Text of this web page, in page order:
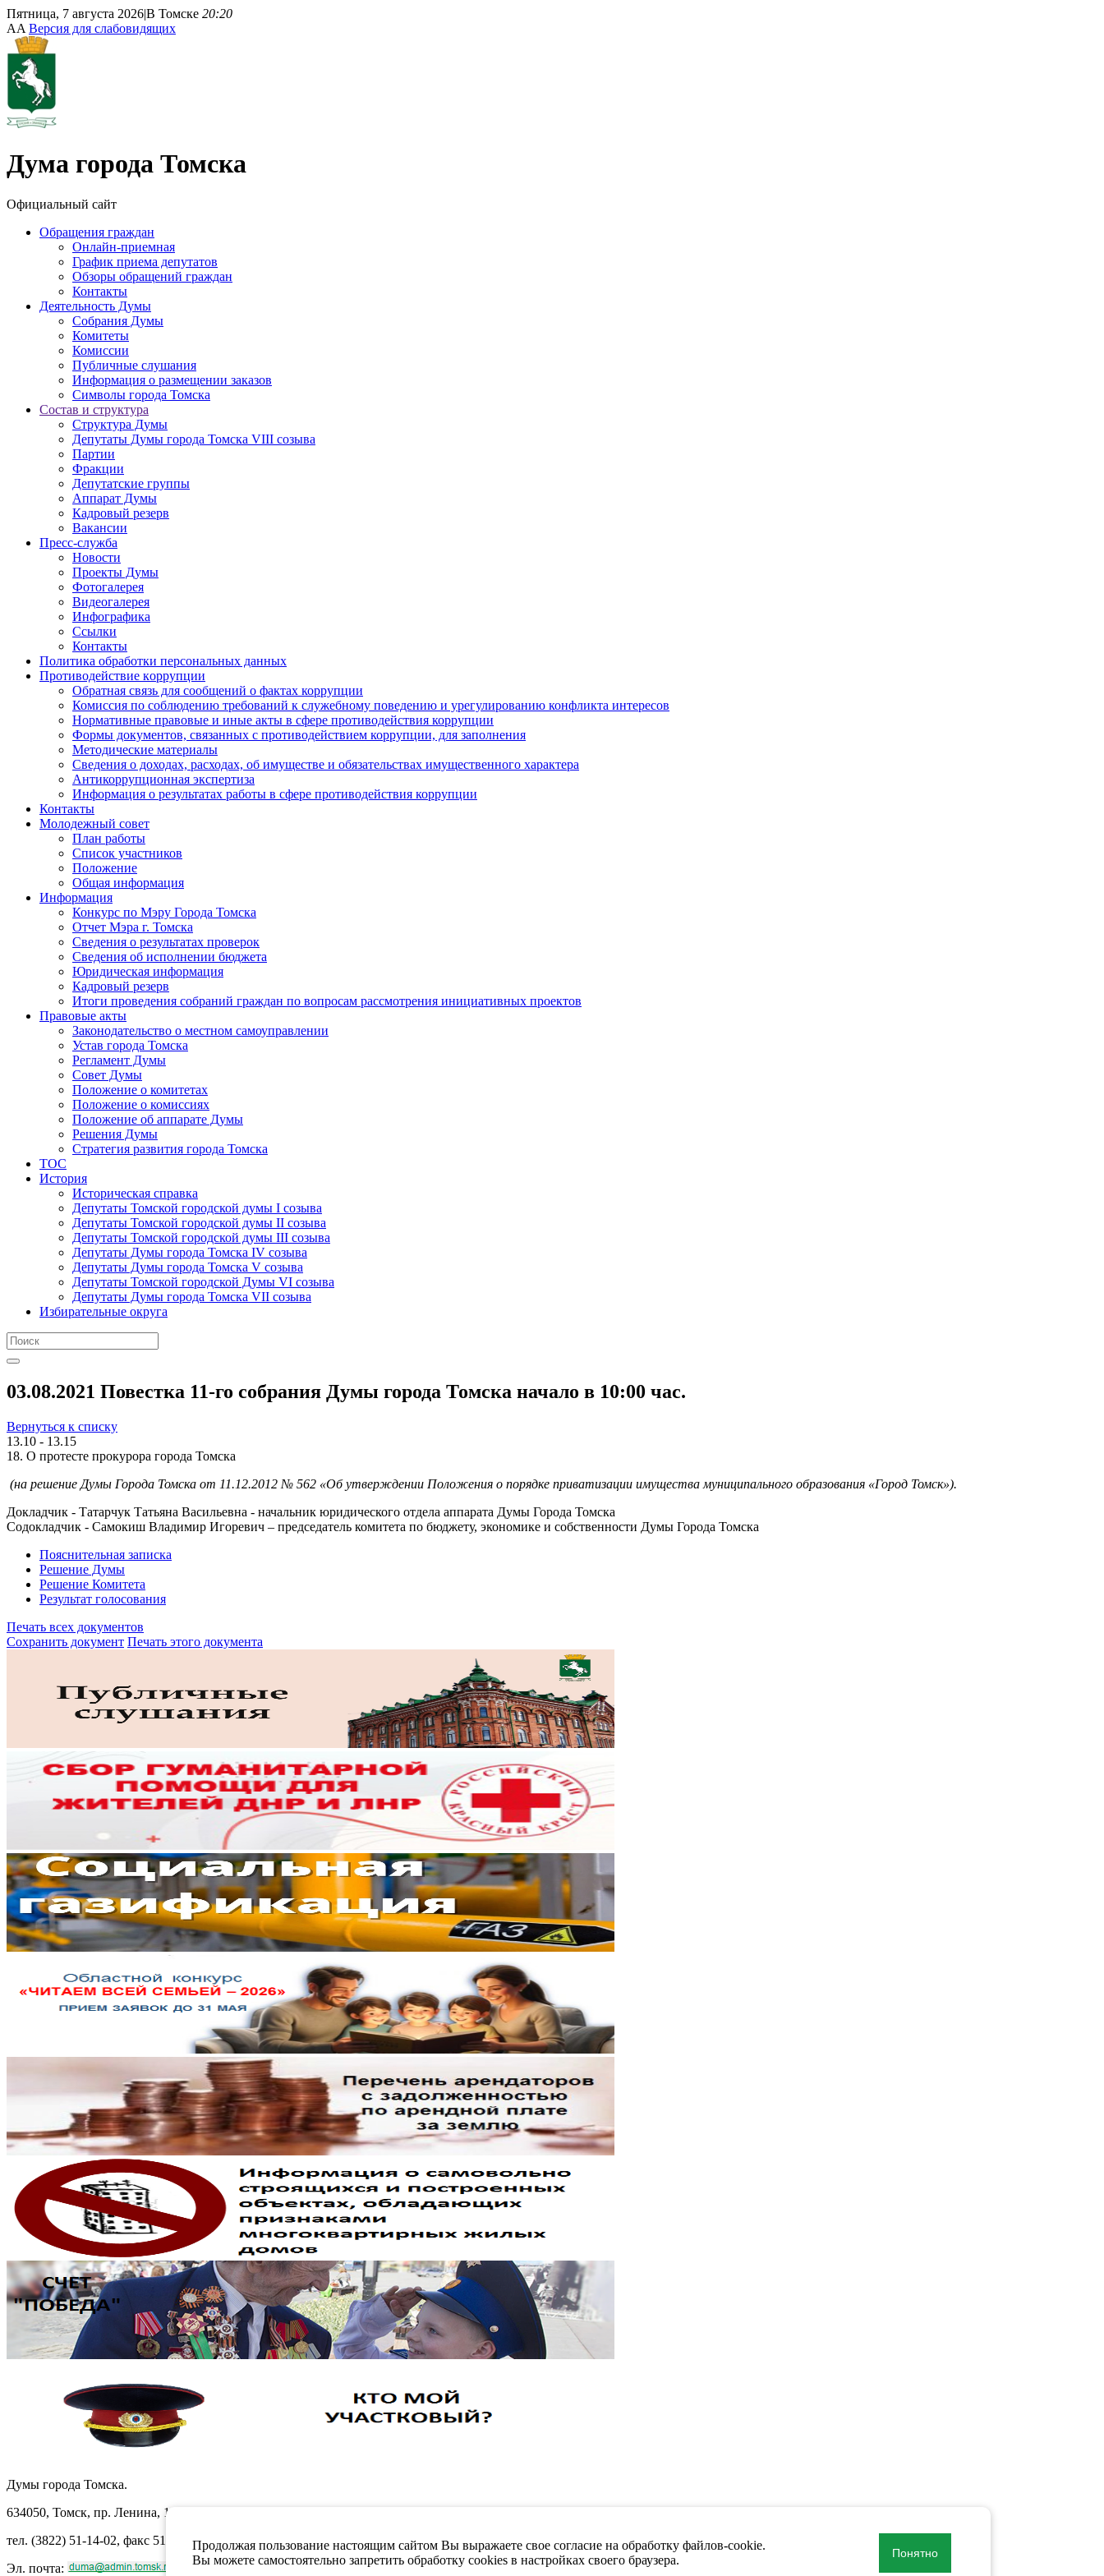
Пятница, 7 августа 2026|В Томске 20:20
AA Версия для слабовидящих
Дума города Томска
Официальный сайт
Обращения граждан
Онлайн-приемная
График приема депутатов
Обзоры обращений граждан
Контакты
Деятельность Думы
Собрания Думы
Комитеты
Комиссии
Публичные слушания
Информация о размещении заказов
Символы города Томска
Состав и структура
Структура Думы
Депутаты Думы города Томска VIII созыва
Партии
Фракции
Депутатские группы
Аппарат Думы
Кадровый резерв
Вакансии
Пресс-служба
Новости
Проекты Думы
Фотогалерея
Видеогалерея
Инфографика
Ссылки
Контакты
Политика обработки персональных данных
Прoтивoдeйствие кoрpупции
Обратная связь для сообщений о фактах коррупции
Комиссия по соблюдению требований к служебному поведению и урегулированию конфликта интересов
Нормативные правовые и иные акты в сфере противодействия коррупции
Формы документов, связанных с противодействием коррупции, для заполнения
Методические материалы
Сведения о доходах, расходах, об имуществе и обязательствах имущественного характера
Антикоррупционная экспертиза
Информация о результатах работы в сфере противодействия коррупции
Контакты
Молодежный совет
План работы
Список участников
Положение
Общая информация
Информация
Конкурс по Мэру Города Томска
Отчет Мэра г. Томска
Сведения о результатах проверок
Сведения об исполнении бюджета
Юридическая информация
Кадровый резерв
Итоги проведения собраний граждан по вопросам рассмотрения инициативных проектов
Правовые акты
Законодательство о местном самоуправлении
Устав города Томска
Регламент Думы
Совет Думы
Положение о комитетах
Положение о комиссиях
Положение об аппарате Думы
Решения Думы
Стратегия развития города Томска
ТОС
История
Историческая справка
Депутаты Томской городской думы I созыва
Депутаты Томской городской думы II созыва
Депутаты Томской городской думы III созыва
Депутаты Думы города Томска IV созыва
Депутаты Думы города Томска V созыва
Депутаты Томской городской Думы VI созыва
Депутаты Думы города Томска VII созыва
Избирательные округа
03.08.2021 Повестка 11-го собрания Думы города Томска начало в 10:00 час.
Вернуться к списку
13.10 - 13.15
18. О протесте прокурора города Томска
(на решение Думы Города Томска от 11.12.2012 № 562 «Об утверждении Положения о порядке приватизации имущества муниципального образования «Город Томск»).
Докладчик - Татарчук Татьяна Васильевна - начальник юридического отдела аппарата Думы Города Томска
Содокладчик - Самокиш Владимир Игоревич – председатель комитета по бюджету, экономике и собственности Думы Города Томска
Пояснительная записка
Решение Думы
Решение Комитета
Результат голосования
Печать всех документов
Сохранить документ Печать этого документа
Думы города Томска.
634050, Томск, пр. Ленина, 105
тел. (3822) 51-14-02, факс 51-10-71
Эл. почта:
Продолжая пользование настоящим сайтом Вы выражаете свое согласие на обработку файлов-cookie.
Вы можете самостоятельно запретить обработку cookies в настройках своего браузера.
Понятно